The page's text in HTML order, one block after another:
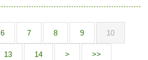
6 7 8 9 10
13 14 > >>